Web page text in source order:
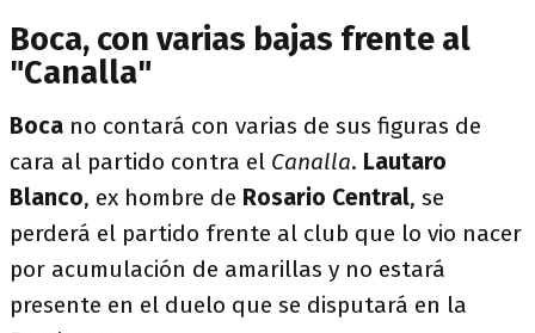
Boca, con varias bajas frente al
"Canalla"
Boca no contará con varias de sus figuras de
cara al partido contra el Canalla. Lautaro
Blanco, ex hombre de Rosario Central, se
perderá el partido frente al club que lo vio nacer
por acumulación de amarillas y no estará
presente en el duelo que se disputará en la